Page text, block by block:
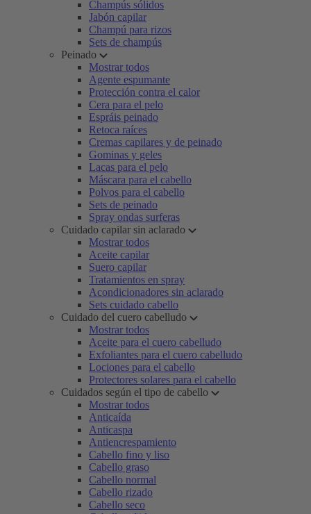
Champús sólidos
Jabón capilar
Champú para rizos
Sets de champús
Peinado
Mostrar todos
Agente espumante
Protección contra el calor
Cera para el pelo
Espráis peinado
Retoca raíces
Cremas capilares y de peinado
Gominas y geles
Lacas para el pelo
Máscara para el cabello
Polvos para el cabello
Sets de peinado
Spray ondas surferas
Cuidado capilar sin aclarado
Mostrar todos
Aceite capilar
Suero capilar
Tratamientos en spray
Acondicionadores sin aclarado
Sets cuidado cabello
Cuidado del cuero cabelludo
Mostrar todos
Aceite para el cuero cabelludo
Exfoliantes para el cuero cabelludo
Lociones para el cabello
Protectores solares para el cabello
Cuidados según el tipo de cabello
Mostrar todos
Anticaída
Anticaspa
Antiencrespamiento
Cabello fino y liso
Cabello graso
Cabello normal
Cabello rizado
Cabello seco